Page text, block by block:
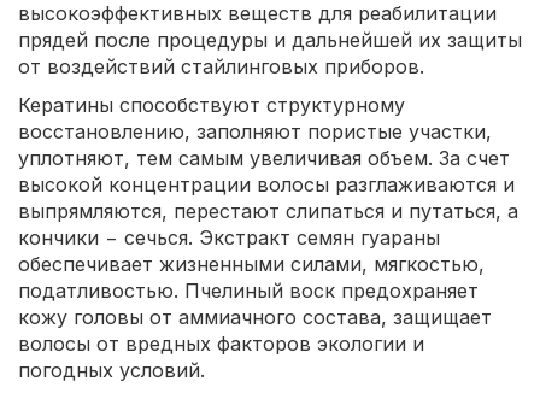
высокоэффективных веществ для реабилитации
прядей после процедуры и дальнейшей их защиты
от воздействий стайлинговых приборов.
Кератины способствуют структурному
восстановлению, заполняют пористые участки,
уплотняют, тем самым увеличивая объем. За счет
высокой концентрации волосы разглаживаются и
выпрямляются, перестают слипаться и путаться, а
кончики − сечься. Экстракт семян гуараны
обеспечивает жизненными силами, мягкостью,
податливостью. Пчелиный воск предохраняет
кожу головы от аммиачного состава, защищает
волосы от вредных факторов экологии и
погодных условий.